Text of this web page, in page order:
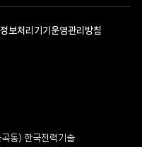
인스
블로그
페이스북
보처리기기운영관리방침
동) 한국전력기술